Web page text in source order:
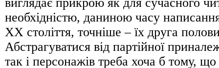
необхідністю, даниною часу
ХХ століття, точніше – їх друга
Абстрагуватися від партійної
так і персонажів треба хоча б тому,